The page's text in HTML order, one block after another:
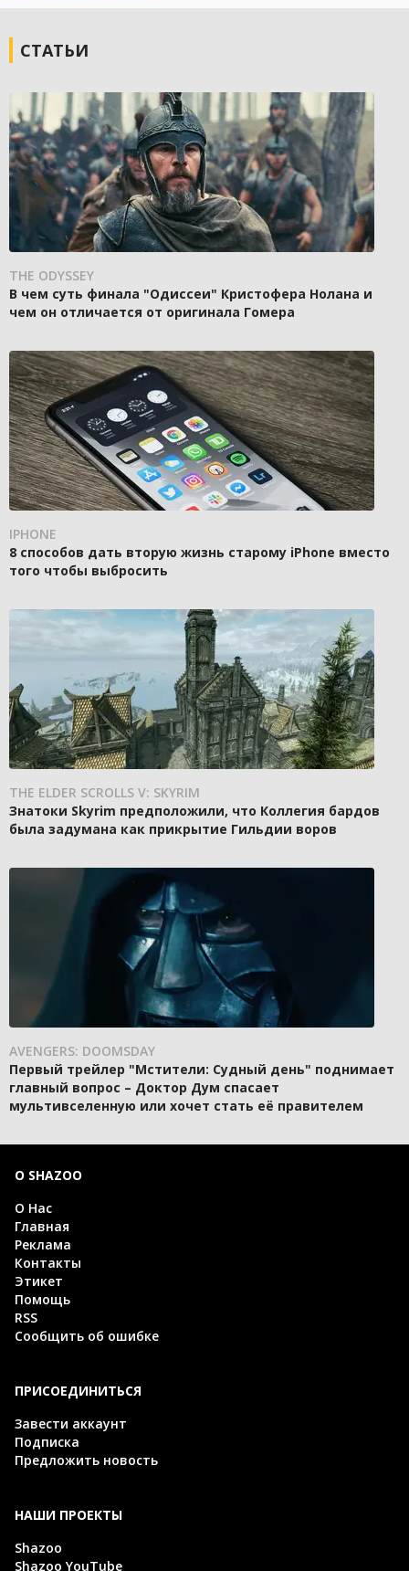
СТАТЬИ
THE ODYSSEY
В чем суть финала "Одиссеи" Кристофера Нолана и
чем он отличается от оригинала Гомера
IPHONE
8 способов дать вторую жизнь старому iPhone вместо
того чтобы выбросить
THE ELDER SCROLLS V: SKYRIM
Знатоки Skyrim предположили, что Коллегия бардов
была задумана как прикрытие Гильдии воров
AVENGERS: DOOMSDAY
Первый трейлер "Мстители: Судный день" поднимает
главный вопрос – Доктор Дум спасает
мультивселенную или хочет стать её правителем
О SHAZOO
О Нас
Главная
Реклама
Контакты
Этикет
Помощь
RSS
Сообщить об ошибке
ПРИСОЕДИНИТЬСЯ
Завести аккаунт
Подписка
Предложить новость
НАШИ ПРОЕКТЫ
Shazoo
Shazoo YouTube